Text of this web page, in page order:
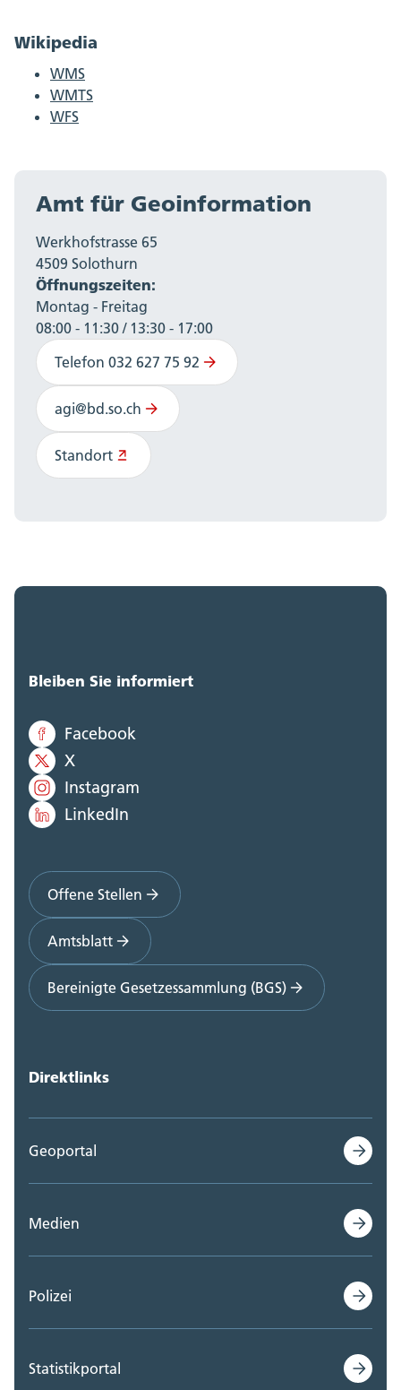
Wikipedia
WMS
WMTS
WFS
Amt für Geoinformation
Werkhofstrasse 65
4509 Solothurn
Öffnungszeiten:
Montag - Freitag
08:00 - 11:30 / 13:30 - 17:00
Telefon 032 627 75 92
agi@bd.so.ch
Standort
Bleiben Sie informiert
Facebook
X
Instagram
LinkedIn
Offene Stellen
Amtsblatt
Bereinigte Gesetzessammlung (BGS)
Direktlinks
Geoportal
Medien
Polizei
Statistikportal